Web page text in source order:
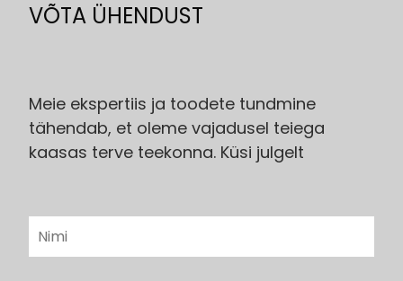
VÕTA ÜHENDUST
Meie ekspertiis ja toodete tundmine
tähendab, et oleme vajadusel teiega
kaasas terve teekonna. Küsi julgelt